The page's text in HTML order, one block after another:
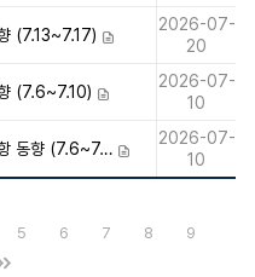
(7.13~7.17) 첨부파일
2026-07-
20
(7.6~7.10) 첨부파일
2026-07-
10
주요 컨테이너 선사 정책 및 운항 동향 (7.6~7.10) 첨부파일
2026-07-
10
5 6 7 8 9